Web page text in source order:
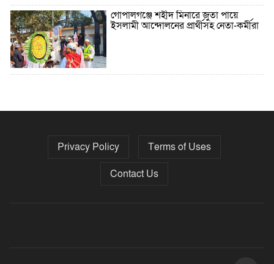
গোপালগঞ্জে শহীদ মিনারে জুতা পায়ে
ইসলামী আন্দোলনের প্রার্থীসহ নেতা-কর্মীরা
নির্বাচনের তফসিল ৮-১৫ ডিসেম্বরের মধ্যে
Privacy Policy
Terms of Uses
Contact Us